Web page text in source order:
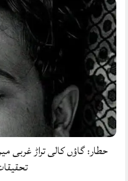
حطار: گاؤں کالی تراڑ غربی